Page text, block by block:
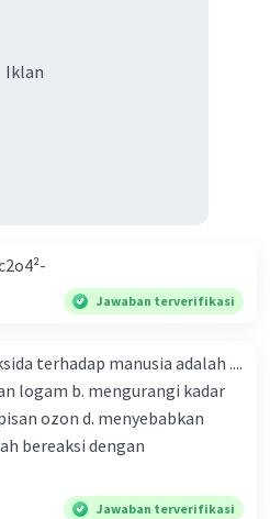
Iklan
Jawaban terverifikasi
terhadap manusia adalah ....
kadar
Jawaban terverifikasi